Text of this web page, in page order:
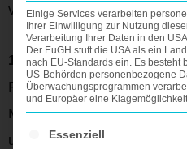
verbinden können:
1. Work-Life-Balance:
Positionen mit flexiblen
Möglichkeit zur Teilzeit
und Privatleben besser zu
Einige Services verarbeiten
Ihrer Einwilligung zur Nutzung
Verarbeitung Ihrer Daten in den
Der EuGH stuft die USA als ein
nach EU-Standards ein. Es besteht
US-Behörden personenbezogene
Überwachungsprogrammen
und Europäer eine
Es folgt eine Liste der
Essenziell